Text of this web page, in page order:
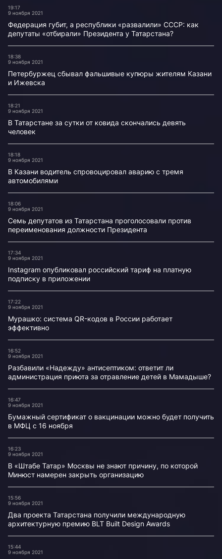
19:17
9 ноября 2021
Федерация губит, а республики «развалили» СССР: как
депутаты «отбирали» Президента у Татарстана?
18:38
9 ноября 2021
Петербуржец сбывал фальшивые купюры жителям Казани
и Ижевска
18:21
9 ноября 2021
В Татарстане за сутки от ковида скончались девять
человек
18:18
9 ноября 2021
В Казани водитель спровоцировал аварию с тремя
автомобилями
18:06
9 ноября 2021
Семь депутатов из Татарстана проголосовали против
переименования должности Президента
17:34
9 ноября 2021
Instagram опубликовал российский тариф на платную
подписку в приложении
17:22
9 ноября 2021
Мурашко: система QR-кодов в России работает
эффективно
16:52
9 ноября 2021
Разбавили «Надежду» антисептиком: ответит ли
администрация приюта за отравление детей в Мамадыше?
16:47
9 ноября 2021
Бумажный сертификат о вакцинации можно будет получить
в МФЦ с 16 ноября
16:23
9 ноября 2021
В «Штабе Татар» Москвы не знают причину, по которой
Минюст намерен закрыть организацию
15:56
9 ноября 2021
Два проекта Татарстана получили международную
архитектурную премию BLT Built Design Awards
15:44
9 ноября 2021